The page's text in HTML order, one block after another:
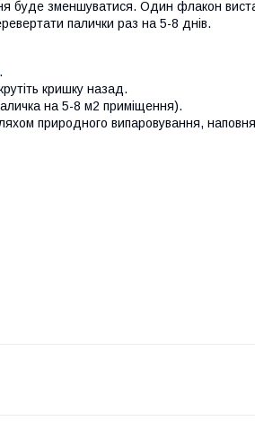
буде зменшуватися. Один флакон
палички раз на 5-8 днів.
кришку назад.
на 5-8 м2 приміщення).
природного випаровування,